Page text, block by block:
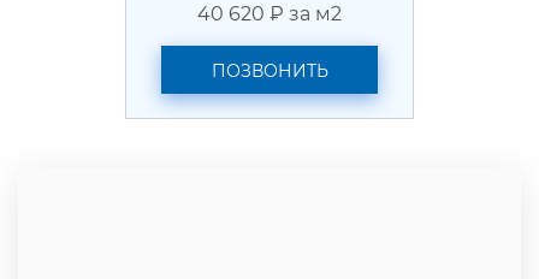
40 620 ₽ за м2
ПОЗВОНИТЬ